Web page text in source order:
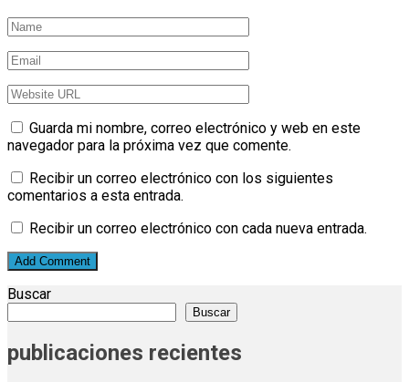
Guarda mi nombre, correo electrónico y web en este
navegador para la próxima vez que comente.
Recibir un correo electrónico con los siguientes
comentarios a esta entrada.
Recibir un correo electrónico con cada nueva entrada.
Buscar
Buscar
publicaciones recientes